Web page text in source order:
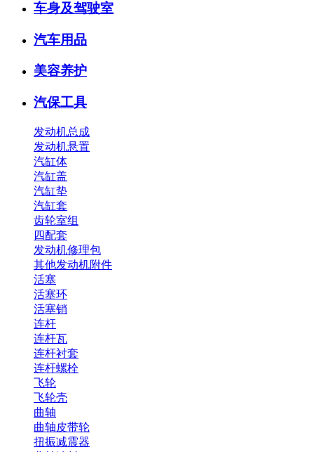
车身及驾驶室
汽车用品
美容养护
汽保工具
发动机总成
发动机悬置
汽缸体
汽缸盖
汽缸垫
汽缸套
齿轮室组
四配套
发动机修理包
其他发动机附件
活塞
活塞环
活塞销
连杆
连杆瓦
连杆衬套
连杆螺栓
飞轮
飞轮壳
曲轴
曲轴皮带轮
扭振减震器